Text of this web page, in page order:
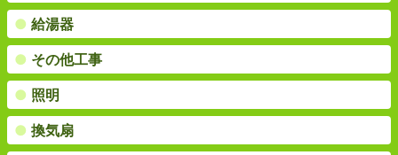
● 給湯器
● その他工事
● 照明
● 換気扇